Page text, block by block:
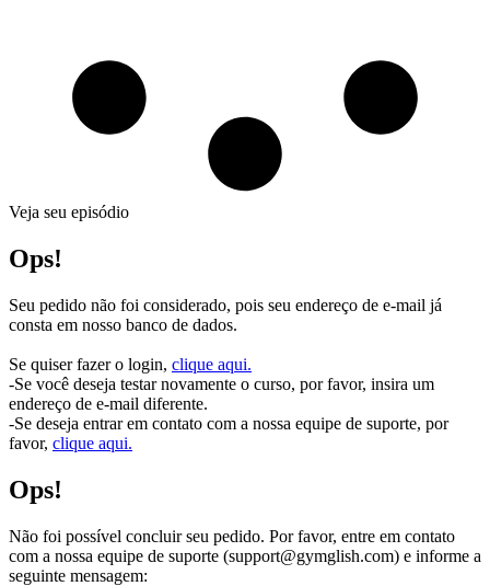
Veja seu episódio
Ops!
Seu pedido não foi considerado, pois seu endereço de e-mail já
consta em nosso banco de dados.
Se quiser fazer o login, clique aqui.
-Se você deseja testar novamente o curso, por favor, insira um
endereço de e-mail diferente.
-Se deseja entrar em contato com a nossa equipe de suporte, por
favor, clique aqui.
Ops!
Não foi possível concluir seu pedido. Por favor, entre em contato
com a nossa equipe de suporte (support@gymglish.com) e informe a
seguinte mensagem: